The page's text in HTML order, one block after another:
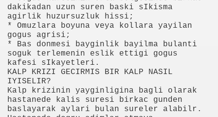
dakikadan uzun suren baski sIkisma
agirlik huzursuzluk hissi;
* Omuzlara boyuna veya kollara yayilan
gogus agrisi;
* Bas donmesi bayginlik bayilma bulanti
soguk terlemenin eslik ettigi gogus
kafesi sIkayetleri.
KALP KRIZI GECIRMIS BIR KALP NASIL
IYISELIR?
Kalp krizinin yayginligina bagli olarak
hastanede kalis suresi birkac gunden
baslayarak aylari bulan sureler alabilr.
esnek piller geliştirildi
Eric Gerets, beyin kanaması geçirdiğini açıkladı.
Avrupa'nın Dilinde